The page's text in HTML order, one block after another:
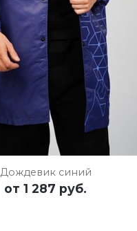
Дождевик синий
от 1 287 руб.